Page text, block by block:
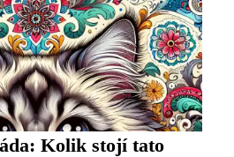
Kolik stojí tato